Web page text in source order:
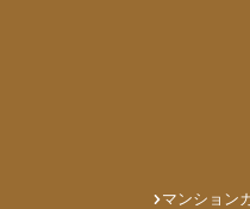
マンション